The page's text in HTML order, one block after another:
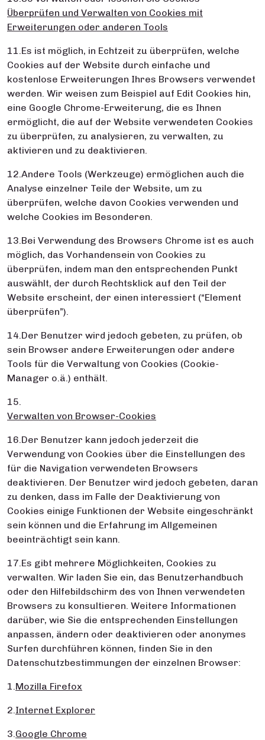
Überprüfen und Verwalten von Cookies mit
Erweiterungen oder anderen Tools
11.Es ist möglich, in Echtzeit zu überprüfen, welche
Cookies auf der Website durch einfache und
kostenlose Erweiterungen Ihres Browsers verwendet
werden. Wir weisen zum Beispiel auf Edit Cookies hin,
eine Google Chrome-Erweiterung, die es Ihnen
ermöglicht, die auf der Website verwendeten Cookies
zu überprüfen, zu analysieren, zu verwalten, zu
aktivieren und zu deaktivieren.
12.Andere Tools (Werkzeuge) ermöglichen auch die
Analyse einzelner Teile der Website, um zu
überprüfen, welche davon Cookies verwenden und
welche Cookies im Besonderen.
13.Bei Verwendung des Browsers Chrome ist es auch
möglich, das Vorhandensein von Cookies zu
überprüfen, indem man den entsprechenden Punkt
auswählt, der durch Rechtsklick auf den Teil der
Website erscheint, der einen interessiert (“Element
überprüfen”).
14.Der Benutzer wird jedoch gebeten, zu prüfen, ob
sein Browser andere Erweiterungen oder andere
Tools für die Verwaltung von Cookies (Cookie-
Manager o.ä.) enthält.
15.
Verwalten von Browser-Cookies
16.Der Benutzer kann jedoch jederzeit die
Verwendung von Cookies über die Einstellungen des
für die Navigation verwendeten Browsers
deaktivieren. Der Benutzer wird jedoch gebeten, daran
zu denken, dass im Falle der Deaktivierung von
Cookies einige Funktionen der Website eingeschränkt
sein können und die Erfahrung im Allgemeinen
beeinträchtigt sein kann.
17.Es gibt mehrere Möglichkeiten, Cookies zu
verwalten. Wir laden Sie ein, das Benutzerhandbuch
oder den Hilfebildschirm des von Ihnen verwendeten
Browsers zu konsultieren. Weitere Informationen
darüber, wie Sie die entsprechenden Einstellungen
anpassen, ändern oder deaktivieren oder anonymes
Surfen durchführen können, finden Sie in den
Datenschutzbestimmungen der einzelnen Browser:
1.Mozilla Firefox
2.Internet Explorer
3.Google Chrome